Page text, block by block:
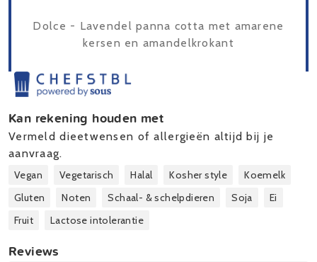
Dolce - Lavendel panna cotta met amarene
kersen en amandelkrokant
Kan rekening houden met
Vermeld dieetwensen of allergieën altijd bij je
aanvraag.
Vegan Vegetarisch Halal Kosher style
Koemelk
Gluten
Noten Schaal- & schelpdieren Soja
Ei
Fruit
Lactose intolerantie
Reviews